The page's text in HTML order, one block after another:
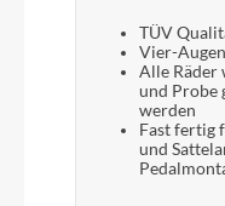
TÜV
Vier-
Alle Räder
und Probe
werden
Fast fertig
und